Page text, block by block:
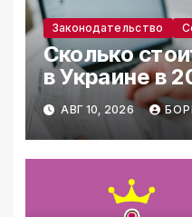
Законодательство
Сколько
в Украине в
АВГ 10, 2026